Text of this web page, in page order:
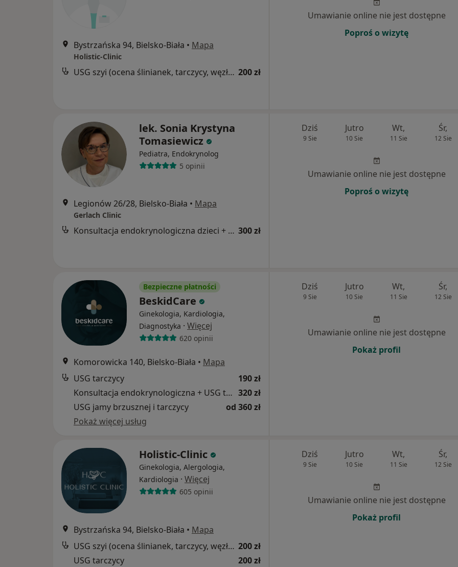
Bystrzańska 94, Bielsko-Biała • Mapa
Holistic-Clinic
USG szyi (ocena ślinianek, tarczycy, węzłów chłonnych) 200 zł
Umawianie online nie jest dostępne
Poproś o wizytę
lek. Sonia Krystyna
Tomasiewicz
Pediatra, Endokrynolog
5 opinii
Legionów 26/28, Bielsko-Biała • Mapa
Gerlach Clinic
Konsultacja endokrynologiczna dzieci + USG tarczycy 300 zł
Dziś
9 Sie
Jutro
10 Sie
Wt,
11 Sie
Śr,
12 Sie
Umawianie online nie jest dostępne
Poproś o wizytę
Bezpieczne płatności
BeskidCare
Ginekologia, Kardiologia,
Diagnostyka · Więcej
620 opinii
Komorowicka 140, Bielsko-Biała • Mapa
USG tarczycy
190 zł
Konsultacja endokrynologiczna + USG tarczycy 320 zł
USG jamy brzusznej i tarczycy
od 360 zł
Pokaż więcej usług
Dziś
9 Sie
Jutro
10 Sie
Wt,
11 Sie
Śr,
12 Sie
Umawianie online nie jest dostępne
Pokaż profil
Holistic-Clinic
Ginekologia, Alergologia,
Kardiologia · Więcej
605 opinii
Bystrzańska 94, Bielsko-Biała • Mapa
USG szyi (ocena ślinianek, tarczycy, węzłów chłonnych) 200 zł
USG tarczycy
200 zł
Dziś
9 Sie
Jutro
10 Sie
Wt,
11 Sie
Śr,
12 Sie
Umawianie online nie jest dostępne
Pokaż profil